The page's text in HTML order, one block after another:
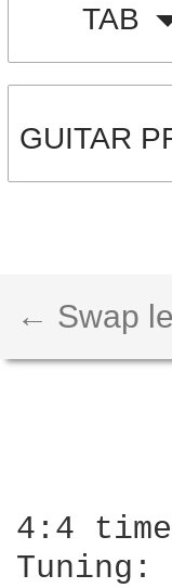
TAB
GUITAR
← Swap
4:4 time
Tuning: